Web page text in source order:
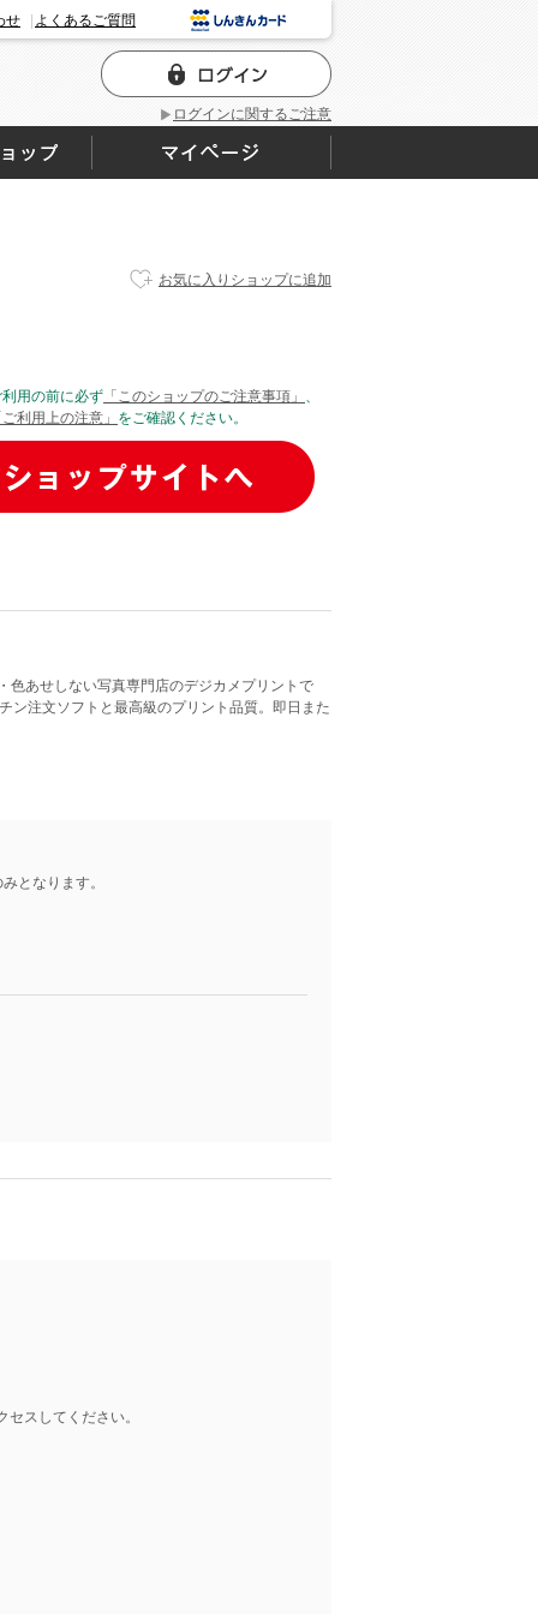
ログインに関するご注意
せ よくあるご質問
お気に入りショップに追加
利用の前に必ず 「このショップのご注意事項」 、
ご利用上の注意」 をご確認ください。
色あせしない写真専門店のデジカメプリントで
ン注文ソフトと最高級のプリント品質。即日また
となります。
スしてください。